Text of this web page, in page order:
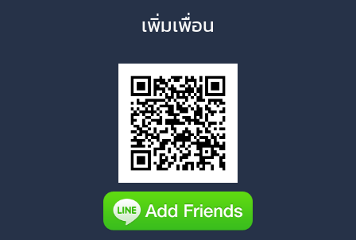
เพิ่มเพื่อน